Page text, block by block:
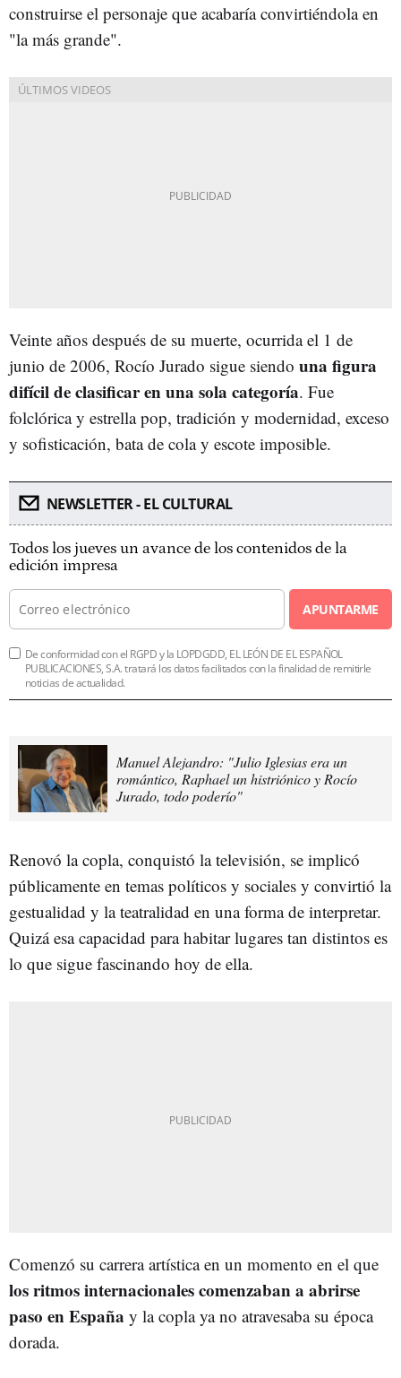
construirse el personaje que acabaría convirtiéndola en
"la más grande".
Veinte años después de su muerte, ocurrida el 1 de
junio de 2006, Rocío Jurado sigue siendo una figura
difícil de clasificar en una sola categoría. Fue
folclórica y estrella pop, tradición y modernidad, exceso
y sofisticación, bata de cola y escote imposible.
NEWSLETTER - EL CULTURAL
Todos los jueves un avance de los contenidos de la
edición impresa
APUNTARME
De conformidad con el RGPD y la LOPDGDD, EL LEÓN DE EL ESPAÑOL
PUBLICACIONES, S.A. tratará los datos facilitados con la finalidad de remitirle
noticias de actualidad.
Manuel Alejandro: "Julio Iglesias era un
romántico, Raphael un histriónico y Rocío
Jurado, todo poderío"
Renovó la copla, conquistó la televisión, se implicó
públicamente en temas políticos y sociales y convirtió la
gestualidad y la teatralidad en una forma de interpretar.
Quizá esa capacidad para habitar lugares tan distintos es
lo que sigue fascinando hoy de ella.
Comenzó su carrera artística en un momento en el que
los ritmos internacionales comenzaban a abrirse
paso en España y la copla ya no atravesaba su época
dorada.